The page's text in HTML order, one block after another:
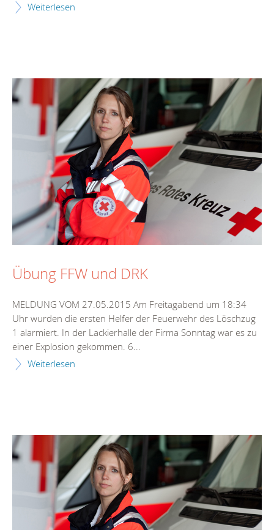
Weiterlesen
Übung FFW und DRK
MELDUNG VOM 27.05.2015 Am Freitagabend um 18:34
Uhr wurden die ersten Helfer der Feuerwehr des Löschzug
1 alarmiert. In der Lackierhalle der Firma Sonntag war es zu
einer Explosion gekommen. 6...
Weiterlesen